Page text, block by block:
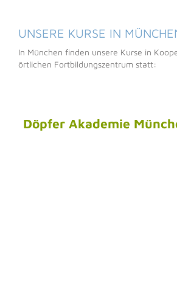
UNSERE KURSE IN
In München finden unsere Kurse in
örtlichen Fortbildungszentrum statt: